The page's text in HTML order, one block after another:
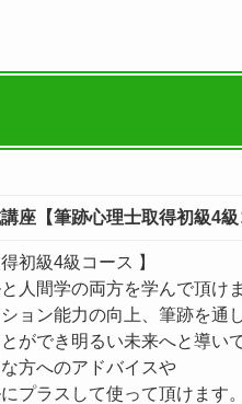
座【筆跡心理士取得初級4級
初級4級コース 】
人間学の両方を学んで頂けま
ョン能力の向上、筆跡を通
ができ明るい未来へと導い
方へのアドバイスや
プラスして使って頂けます。